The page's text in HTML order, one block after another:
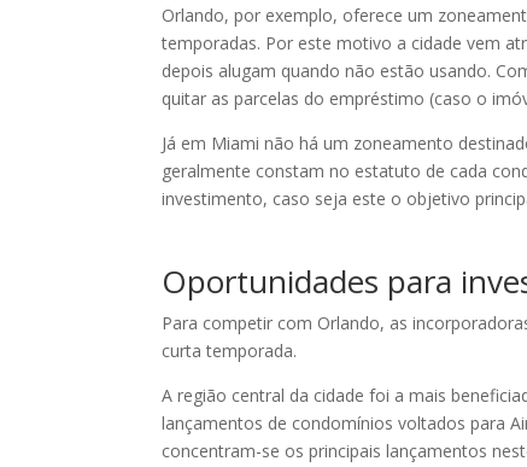
Orlando, por exemplo, oferece um
temporadas. Por este motivo a cidade vem
depois alugam quando não estão usando.
quitar as parcelas do empréstimo (caso o
Já em Miami não há um zoneamento
geralmente constam no estatuto de cada
investimento, caso seja este o objetivo
Oportunidades para
Para competir com Orlando, as
curta temporada.
A região central da cidade foi a mais
lançamentos de condomínios voltados para
concentram-se os principais lançamentos